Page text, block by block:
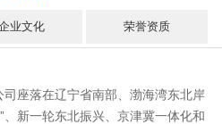
业文化 荣誉资质
座落在辽宁省南部、渤海湾东北岸
、新一轮东北振兴、京津冀一体化和